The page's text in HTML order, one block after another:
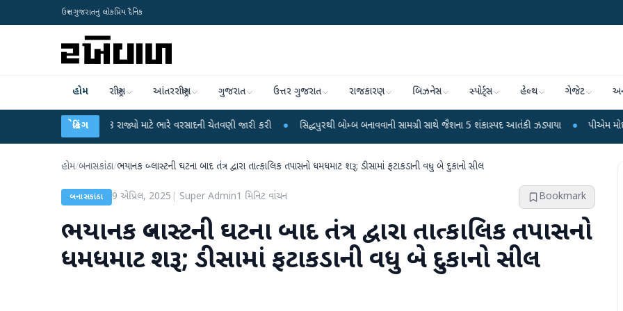
ઉત્તર ગુજરાતનું લોકપ્રિય દૈનિક
હોમ રાષ્ટ્રીય આંતરરાષ્ટ્રીય ગુજરાત ઉત્તર ગુજરાત રાજકારણ બિઝનેસ સ્પોર્ટ્સ હેલ્થ ગેજેટ
બ્રેકિંગ
વિભાગે 18 રાજ્યો માટે ભારે વરસાદની ચેતવણી જારી કરી ● સિદ્ધપુરથી બોમ્બ બનાવવાની સામગ્રી સાથે જૈશના 5 શંકાસ્પદ આતંકી ઝડપાયા ● પીએમ મોદીનું હસ્તલિખિત
હોમ/બનાસકાંઠા/ભયાનક બ્લાસ્ટની ઘટના બાદ તંત્ર દ્વારા તાત્કાલિક તપાસનો ધમધમાટ શરૂ; ડીસામાં ફટાકડાની વધુ બે દુકાનો સીલ
બનાસકાંઠા 9 એપ્રિલ, 2025 Super Admin1 મિનિટ વાંચન Bookmark
ભયાનક બ્લાસ્ટની ઘટના બાદ તંત્ર દ્વારા તાત્કાલિક તપાસનો
ધમધમાટ શરૂ; ડીસામાં ફટાકડાની વધુ બે દુકાનો સીલ